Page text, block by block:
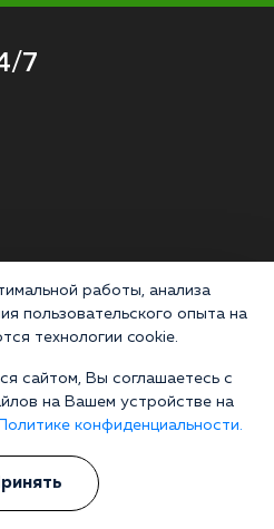
7
работы, анализа
пользовательского опыта на
технологии cookie.
сайтом, Вы соглашаетесь с
на Вашем устройстве на
Политике конфиденциальности.